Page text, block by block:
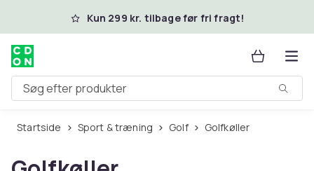
Spring til hovedindhold
Kun 299 kr. tilbage før fri fragt!
Søg efter produkter
Startside Sport & træning Golf Golfkøller